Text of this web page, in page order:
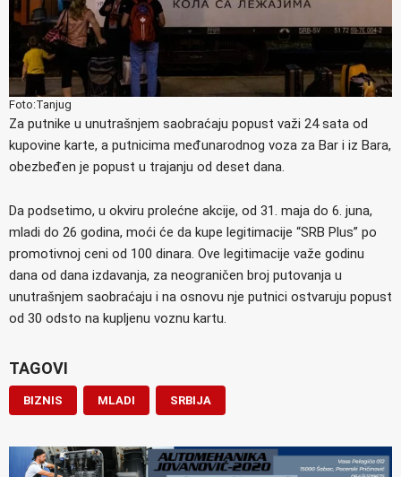
Foto:Tanjug
Za putnike u unutrašnjem saobraćaju popust važi 24 sata od
kupovine karte, a putnicima međunarodnog voza za Bar i iz Bara,
obezbeđen je popust u trajanju od deset dana.
Da podsetimo, u okviru prolećne akcije, od 31. maja do 6. juna,
mladi do 26 godina, moći će da kupe legitimacije “SRB Plus” po
promotivnoj ceni od 100 dinara. Ove legitimacije važe godinu
dana od dana izdavanja, za neograničen broj putovanja u
unutrašnjem saobraćaju i na osnovu nje putnici ostvaruju popust
od 30 odsto na kupljenu voznu kartu.
TAGOVI
BIZNIS MLADI SRBIJA